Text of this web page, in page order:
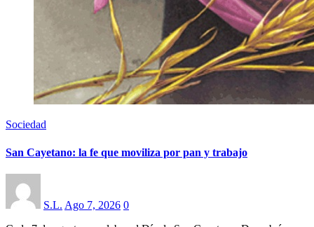
Sociedad
San Cayetano: la fe que moviliza por pan y trabajo
S.L. Ago 7, 2026 0